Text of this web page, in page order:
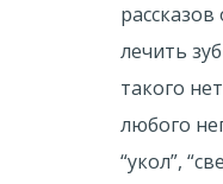
лечить
такого
любого
“укол”,